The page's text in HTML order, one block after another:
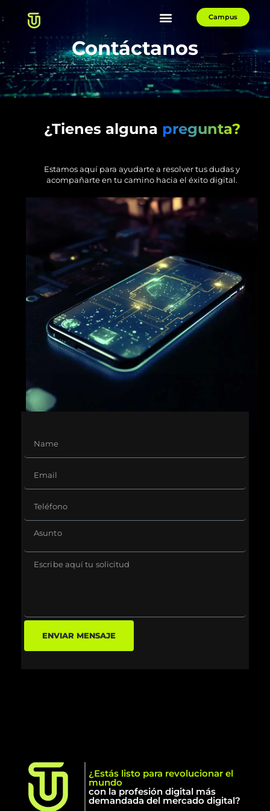
Campus
Contáctanos
¿Tienes alguna pregunta?
Estamos aquí para ayudarte a resolver tus dudas y
acompañarte en tu camino hacia el éxito digital.
ENVIAR MENSAJE
¿Estás listo para revolucionar el
mundo
con la profesión digital más
demandada del mercado digital?